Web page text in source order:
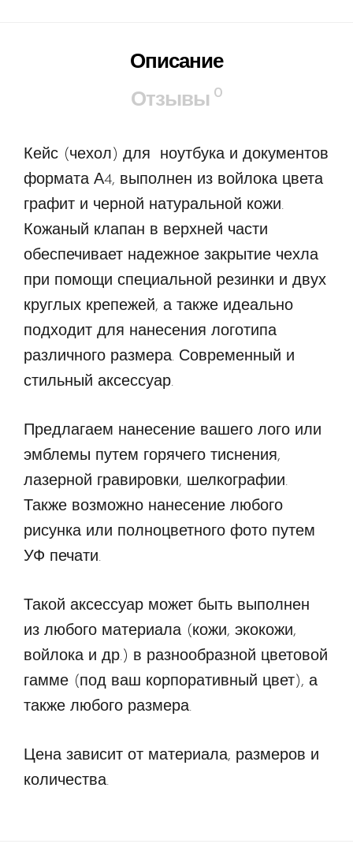
Описание
Отзывы 0
Кейс (чехол) для ноутбука и документов
формата А4, выполнен из войлока цвета
графит и черной натуральной кожи.
Кожаный клапан в верхней части
обеспечивает надежное закрытие чехла
при помощи специальной резинки и двух
круглых крепежей, а также идеально
подходит для нанесения логотипа
различного размера. Современный и
стильный аксессуар.
Предлагаем нанесение вашего лого или
эмблемы путем горячего тиснения,
лазерной гравировки, шелкографии.
Также возможно нанесение любого
рисунка или полноцветного фото путем
УФ печати.
Такой аксессуар может быть выполнен
из любого материала (кожи, экокожи,
войлока и др.) в разнообразной цветовой
гамме (под ваш корпоративный цвет), а
также любого размера.
Цена зависит от материала, размеров и
количества.